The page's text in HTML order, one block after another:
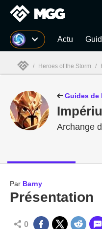
MGG Actu
MGG
/ Heroes of the Storm /
Guides de
Archange
Par Barny
Présentation
0